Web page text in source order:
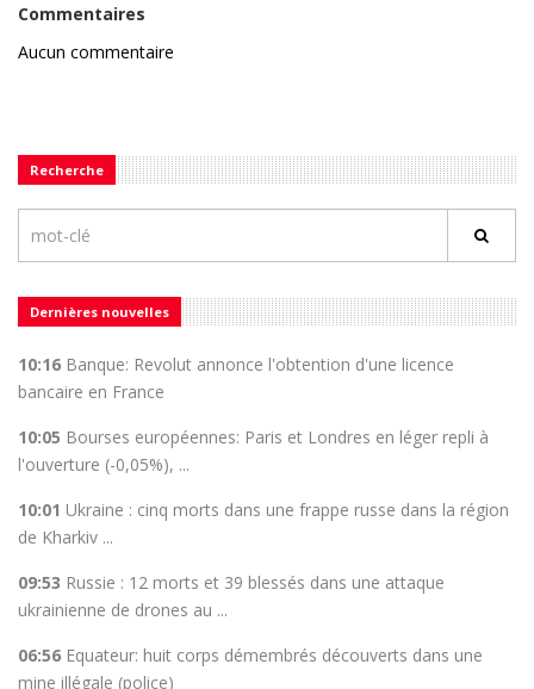
Commentaires
Aucun commentaire
Recherche
Dernières nouvelles
10:16 Banque: Revolut annonce l'obtention d'une licence
bancaire en France
10:05 Bourses européennes: Paris et Londres en léger repli à
l'ouverture (-0,05%), ...
10:01 Ukraine : cinq morts dans une frappe russe dans la région
de Kharkiv ...
09:53 Russie : 12 morts et 39 blessés dans une attaque
ukrainienne de drones au ...
06:56 Equateur: huit corps démembrés découverts dans une
mine illégale (police)